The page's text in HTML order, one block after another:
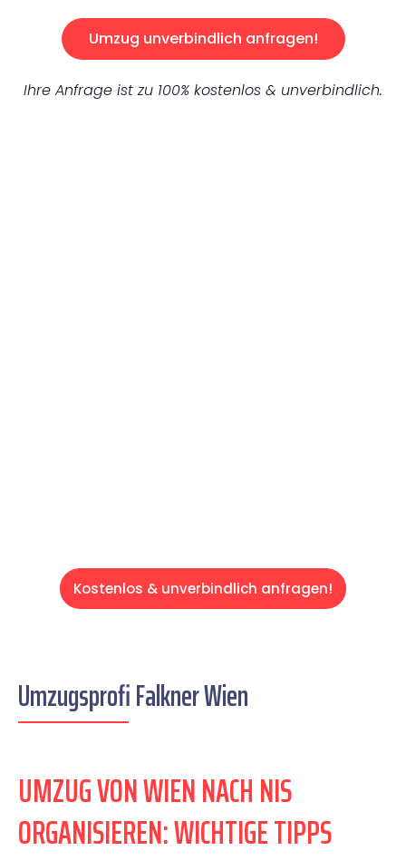
Umzug unverbindlich anfragen!
Ihre Anfrage ist zu 100% kostenlos & unverbindlich.
Kostenlos & unverbindlich anfragen!
Umzugsprofi Falkner Wien
UMZUG VON WIEN NACH NIS
ORGANISIEREN: WICHTIGE TIPPS